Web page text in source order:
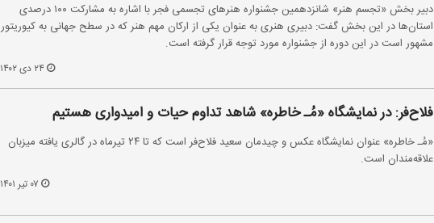
دبیر بخش «تجسم هنر» شانزدهمین جشنواره هنرهای تجسمی فجر با اشاره به مشارکت ۱۰۰ درصدی
استان‌ها در این بخش گفت: دبیری هنری به عنوان یکی از ارکان مهم هنر که در سطح جهانی به کیوریتور
مشهور است در این دوره از جشنواره مورد توجه قرار گرفته است.
۲۴ دی ۱۴۰۲
فلاح‌فر: در نمایشگاه «مُـ خاطره» شاهد تداوم حیات و‌ امیدواری هستیم
«مُـ خاطره» عنوان نمایشگاه عکس و چیدمان سعید فلاح‌فر است که تا ۲۴ تیرماه در گالری یافته میزبان
علاقه‌مندان است.